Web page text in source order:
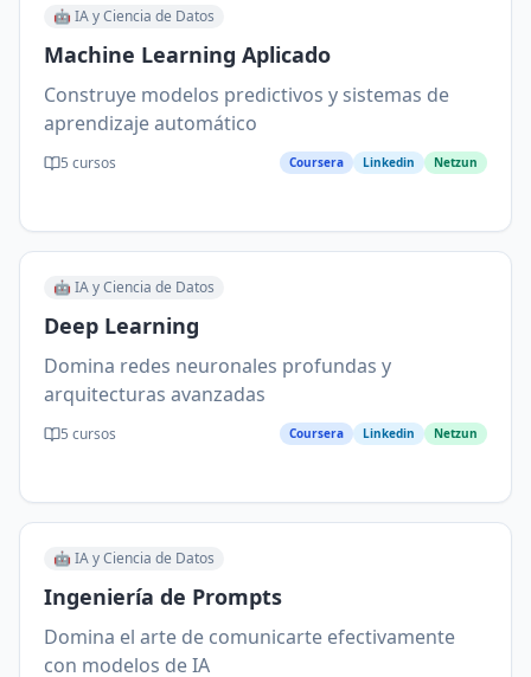
🤖 IA y Ciencia de Datos
Machine Learning Aplicado
Construye modelos predictivos y sistemas de
aprendizaje automático
5 cursos Coursera Linkedin Netzun
🤖 IA y Ciencia de Datos
Deep Learning
Domina redes neuronales profundas y
arquitecturas avanzadas
5 cursos Coursera Linkedin Netzun
🤖 IA y Ciencia de Datos
Ingeniería de Prompts
Domina el arte de comunicarte efectivamente
con modelos de IA